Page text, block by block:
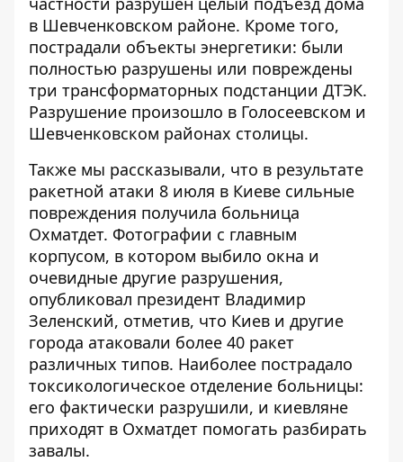
в Шевченковском районе. Кроме того,
пострадали объекты энергетики: были
полностью разрушены или повреждены
три трансформаторных подстанции ДТЭК.
Разрушение произошло в Голосеевском и
Шевченковском районах столицы.
Также мы рассказывали, что в результате
ракетной атаки 8 июля в Киеве сильные
повреждения получила больница
Охматдет. Фотографии с главным
корпусом, в котором выбило окна и
очевидные другие разрушения,
опубликовал президент Владимир
Зеленский, отметив, что Киев и другие
города атаковали более 40 ракет
различных типов. Наиболее пострадало
токсикологическое отделение больницы:
его фактически разрушили, и киевляне
приходят в Охматдет помогать разбирать
завалы.